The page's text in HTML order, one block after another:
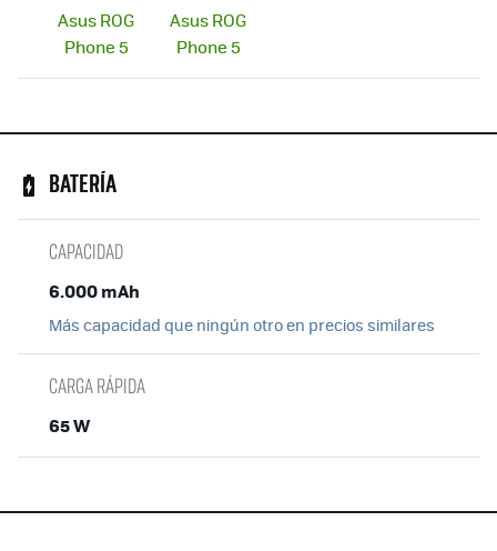
BATERÍA
CAPACIDAD
6.000 mAh
Más capacidad que ningún otro en precios similares
CARGA RÁPIDA
65 W